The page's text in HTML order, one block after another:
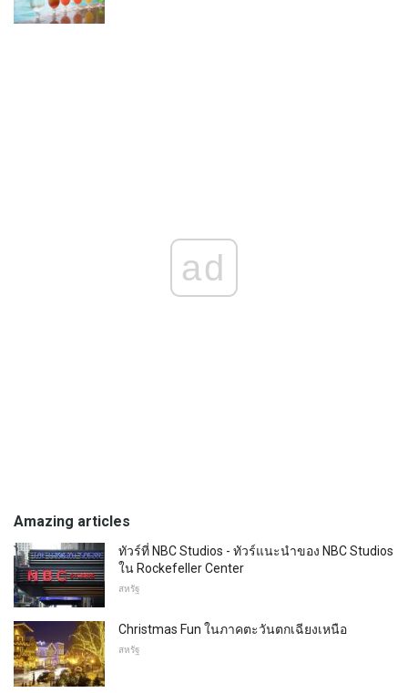
ad
Amazing articles
ทัวร์ที่ NBC Studios - ทัวร์แนะนำของ NBC Studios
ใน Rockefeller Center
สหรัฐ
Christmas Fun ในภาคตะวันตกเฉียงเหนือ
สหรัฐ